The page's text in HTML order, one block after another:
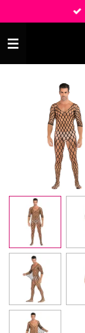
direct
naar
de
hoofdinhoud